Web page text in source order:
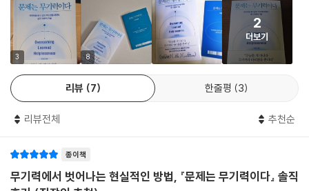
겪는 동기·인지·정서 장애를 나타내는 현상이다.”
타인으로부터 보수나 상으로 평가받을 때 흥미나 향상심이 사라지는 이유
는 무엇일까? 여러 해석이 있지만 공통적인 의견은 ‘보수와 외적 평가의 도
입이 자율성을 떨어뜨린다’는 것이다. 우리는 좋아하는 일을 할 때 자기 활
동을 지배하는 주체가 나 자신이라고 느낀다. 그 활동을 언제 시작하고 그
만둘지, 어떤 방식으로 할지는 오직 나의 자유다. 재미와 기쁨이 활동을 이
끄는 인도자가 되는 셈이다. 그러나 일단 ‘상’과 같은 외적 평가를 도입하
하려는 경향이 강해진다. 그러면 그 과정에서 차츰 행동의 주체가 자신이
아니라고 느끼게 된다. 스스로 주도해서 행동할 때 우리는 ‘해냈다!’는 성취
어낼 수 있다.
저자는 자신의 체험과 오랜 연구를 바탕으로 무기력의 원인과 해결 방법을
『문제는 무기력이다』에 체계적으로 담았다. 이 책은 총 5부로 구성되어 있
다. 1부에서는 무기력이 무엇이며 우리 삶에서 어떻게 나타나는지 살펴보
고, 2부에서는 인간이 무기력에 빠지는 이유를 심리적·사회적 원인으로 분
석한다. 저자는 특히 반복된 실패와 통제 불가능한 경험이 무의식에 각인
이는 삶의 여러 영역에 영향을 미쳐 행동을 위축시키고 스스로 가능성의
문을 닫게 만들기 때문에 매우 치명적이다. 이어 3부에서는 학습된 무기력
3 8
2
더보기
리뷰 7 한줄평 3
리뷰전체 추천순
종이책
무기력에서 벗어나는 현실적인 방법, 『문제는 무기력이다』 솔직